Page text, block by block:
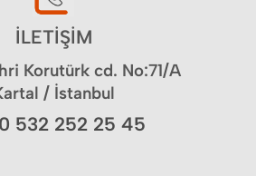
İLETİŞİM
Korutürk cd. No:71/A
/ İstanbul
532 252 25 45